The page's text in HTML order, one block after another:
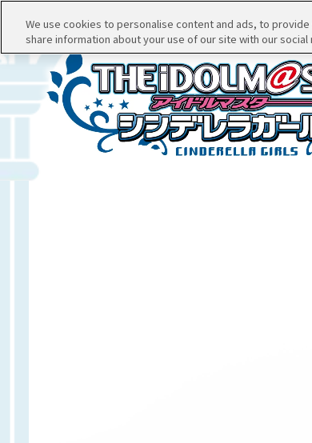
We use cookies to personalise content and ads, to
share information about your use of our site with our